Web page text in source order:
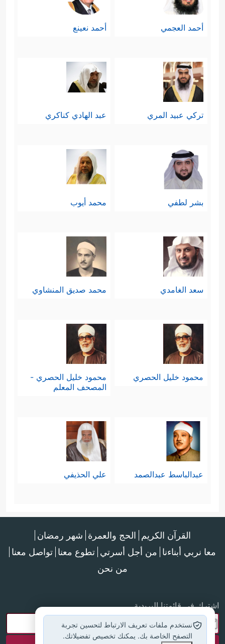
أحمد العجمي أحمد نعينع
تركي عبيد المري عبد الهادي كناكري
بشر لطفي محمد أيوب
سعد الغامدي محمد صديق المنشاوي
محمود خليل الحصري
محمود خليل الحصري -
المصحف المعلم
عبدالباسط عبدالصمد علي الحذيفي
القرآن الكريم الحج والعمرة شهر رمضان
معا نربي أبناءنا من أجل أسرتي تطوع معنا تواصل معنا
من نحن
اشترك في قائمتنا البريدية
نستخدم ملفات تعريف الارتباط لتحسين تجربة
التصفح الخاصة بك. يمكنك تخصيص تفضيلاتك.